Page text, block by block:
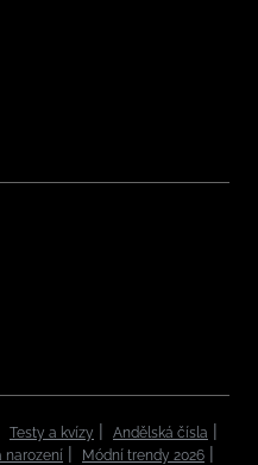
Testy a kvízy
Andělská čísla
narození
Módní trendy 2026